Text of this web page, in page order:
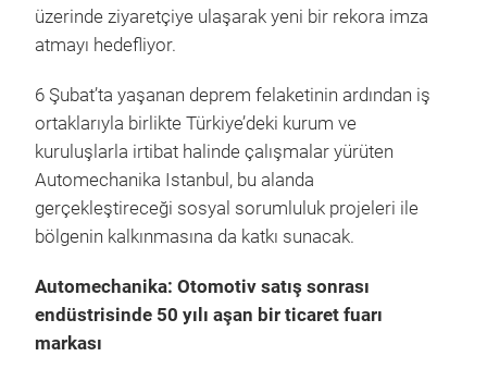
üzerinde ziyaretçiye ulaşarak yeni bir rekora imza
atmayı hedefliyor.
6 Şubat’ta yaşanan deprem felaketinin ardından iş
ortaklarıyla birlikte Türkiye’deki kurum ve
kuruluşlarla irtibat halinde çalışmalar yürüten
Automechanika Istanbul, bu alanda
gerçekleştireceği sosyal sorumluluk projeleri ile
bölgenin kalkınmasına da katkı sunacak.
Automechanika: Otomotiv satış sonrası
endüstrisinde 50 yılı aşan bir ticaret fuarı
markası